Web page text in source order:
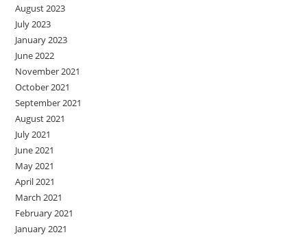
August 2023
July 2023
January 2023
June 2022
November 2021
October 2021
September 2021
August 2021
July 2021
June 2021
May 2021
April 2021
March 2021
February 2021
January 2021